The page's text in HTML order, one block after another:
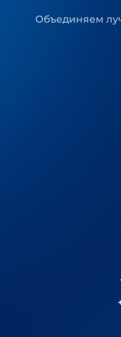
Объединяем